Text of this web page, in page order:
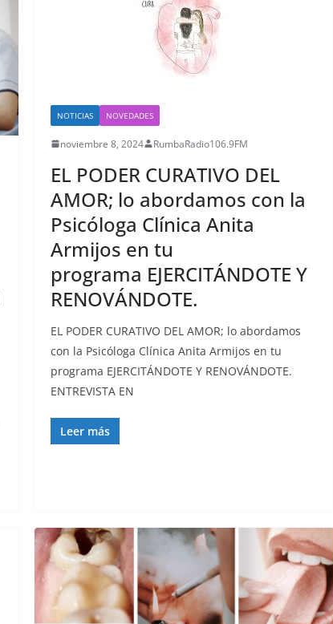
NOTICIAS NOVEDADES
noviembre 8, 2024 RumbaRadio106.9FM
EL PODER CURATIVO DEL
AMOR; lo abordamos con la
Psicóloga Clínica Anita
Armijos en tu
programa EJERCITÁNDOTE Y
RENOVÁNDOTE.
EL PODER CURATIVO DEL AMOR; lo abordamos
con la Psicóloga Clínica Anita Armijos en tu
programa EJERCITÁNDOTE Y RENOVÁNDOTE.
ENTREVISTA EN
Leer más